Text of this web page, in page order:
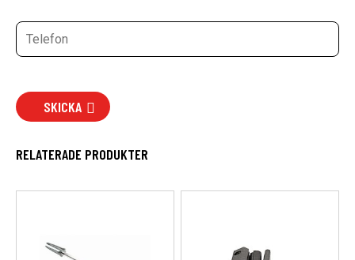
SKICKA
RELATERADE PRODUKTER